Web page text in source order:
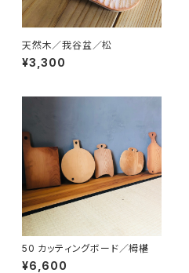
天然木／我谷盆／松
¥3,300
50 カッティングボード／栂椹
¥6,600